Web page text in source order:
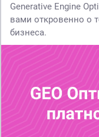
Generative Engine
вами откровенно о
бизнеса.